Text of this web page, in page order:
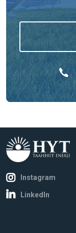
Instagram
LinkedIn